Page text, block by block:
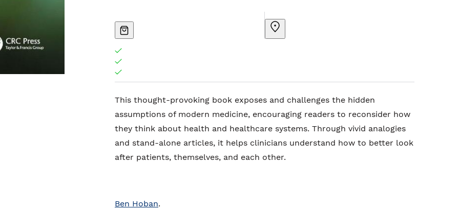
This thought-provoking book exposes and challenges the hidden
assumptions of modern medicine, encouraging readers to reconsider how
they think about health and healthcare systems. Through vivid analogies
and stand-alone articles, it helps clinicians understand how to better look
after patients, themselves, and each other.
Ben Hoban.